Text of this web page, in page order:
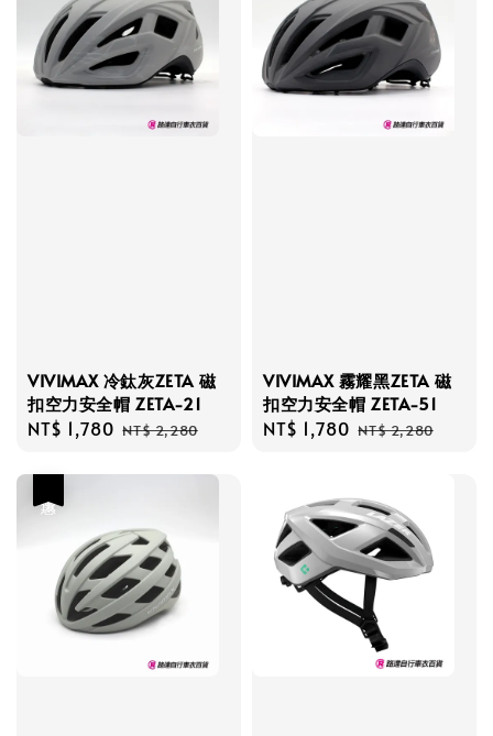
VIVIMAX 冷鈦灰ZETA 磁
扣空力安全帽 ZETA-21
Sale
NT$ 1,780 Regular
NT$ 2,280
VIVIMAX 霧耀黑ZETA 磁
扣空力安全帽 ZETA-51
Sale
NT$ 1,780 Regular
NT$ 2,280